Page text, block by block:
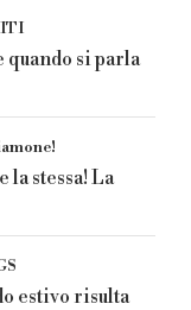
si parla
la stessa! La
estivo risulta